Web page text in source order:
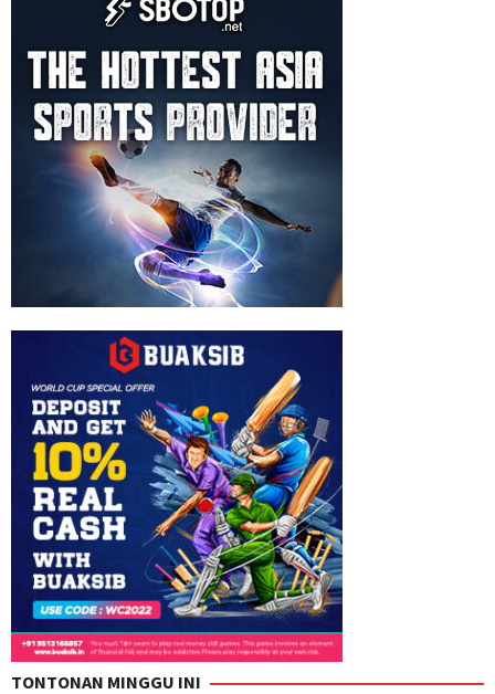
TONTONAN MINGGU INI